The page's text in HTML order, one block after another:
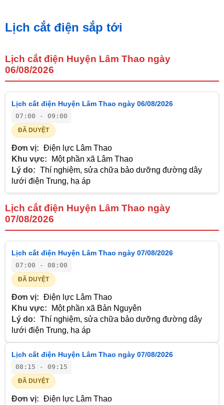
Lịch cắt điện sắp tới
Lịch cắt điện Huyện Lâm Thao ngày
06/08/2026
Lịch cắt điện Huyện Lâm Thao ngày 06/08/2026
07:00 - 09:00
ĐÃ DUYỆT
Đơn vị: Điện lực Lâm Thao
Khu vực:
Một phần xã Lâm Thao
Lý do: Thí nghiệm, sửa chữa bảo dưỡng đường dây
lưới điện Trung, hạ áp
Lịch cắt điện Huyện Lâm Thao ngày
07/08/2026
Lịch cắt điện Huyện Lâm Thao ngày 07/08/2026
07:00 - 08:00
ĐÃ DUYỆT
Đơn vị: Điện lực Lâm Thao
Khu vực:
Một phần xã Bản Nguyên
Lý do: Thí nghiệm, sửa chữa bảo dưỡng đường dây
lưới điện Trung, hạ áp
Lịch cắt điện Huyện Lâm Thao ngày 07/08/2026
08:15 - 09:15
ĐÃ DUYỆT
Đơn vị: Điện lực Lâm Thao